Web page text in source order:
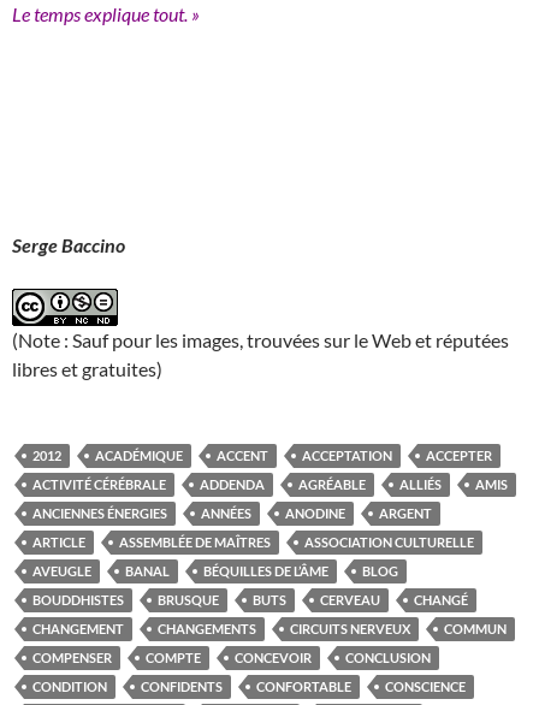
Le temps explique tout. »
Serge Baccino
(Note : Sauf pour les images, trouvées sur le Web et réputées
libres et gratuites)
2012 ACADÉMIQUE ACCENT ACCEPTATION
ACCEPTER
ACTIVITÉ CÉRÉBRALE
ADDENDA AGRÉABLE ALLIÉS
AMIS
ANCIENNES ÉNERGIES
ANNÉES ANODINE
ARGENT
ARTICLE
ASSEMBLÉE DE MAÎTRES
ASSOCIATION CULTURELLE
AVEUGLE
BANAL BÉQUILLES DE L’ÂME
BLOG
BOUDDHISTES
BRUSQUE BUTS CERVEAU
CHANGÉ
CHANGEMENT
CHANGEMENTS CIRCUITS NERVEUX
COMMUN
COMPENSER
COMPTE CONCEVOIR
CONCLUSION
CONDITION
CONFIDENTS CONFORTABLE
CONSCIENCE